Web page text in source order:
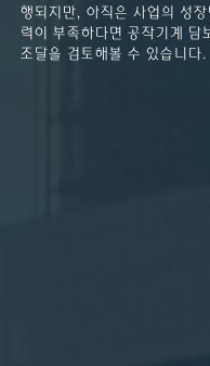
행되지만, 아직은 사업의 성장
력이 부족하다면 공작기계 담
조달을 검토해볼 수 있습니다.